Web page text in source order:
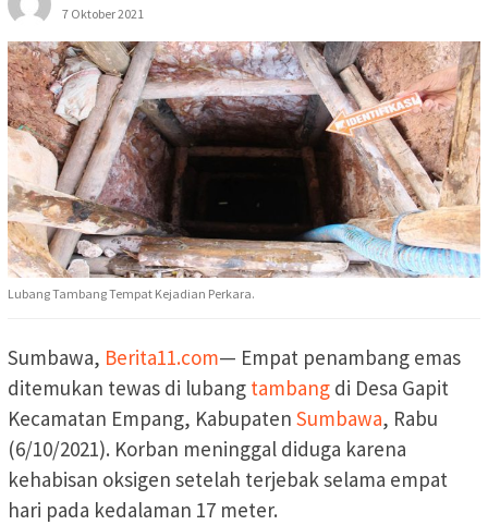
7 Oktober 2021
Lubang Tambang Tempat Kejadian Perkara.
Sumbawa, Berita11.com— Empat penambang emas
ditemukan tewas di lubang tambang di Desa Gapit
Kecamatan Empang, Kabupaten Sumbawa, Rabu
(6/10/2021). Korban meninggal diduga karena
kehabisan oksigen setelah terjebak selama empat
hari pada kedalaman 17 meter.